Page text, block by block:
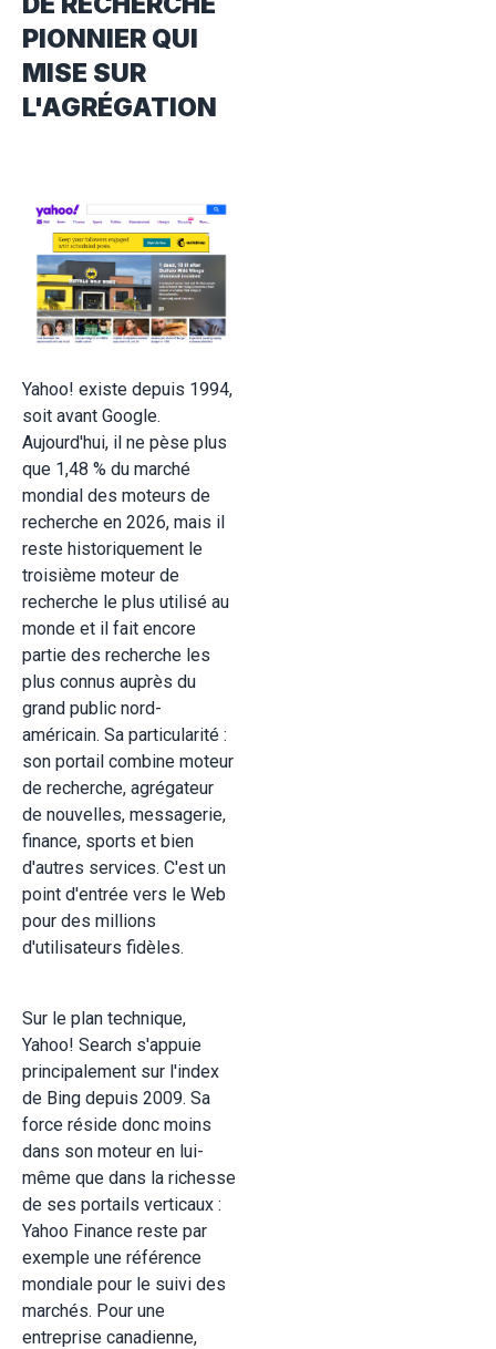
PIONNIER QUI
MISE SUR
L'AGRÉGATION
Yahoo! existe depuis 1994,
soit avant Google.
Aujourd'hui, il ne pèse plus
que 1,48 % du marché
mondial des moteurs de
recherche en 2026, mais il
reste historiquement le
troisième moteur de
recherche le plus utilisé au
monde et il fait encore
partie des recherche les
plus connus auprès du
grand public nord-
américain. Sa particularité :
son portail combine moteur
de recherche, agrégateur
de nouvelles, messagerie,
finance, sports et bien
d'autres services. C'est un
point d'entrée vers le Web
pour des millions
d'utilisateurs fidèles.
Sur le plan technique,
Yahoo! Search s'appuie
principalement sur l'index
de Bing depuis 2009. Sa
force réside donc moins
dans son moteur en lui-
même que dans la richesse
de ses portails verticaux :
Yahoo Finance reste par
exemple une référence
mondiale pour le suivi des
marchés. Pour une
entreprise canadienne,